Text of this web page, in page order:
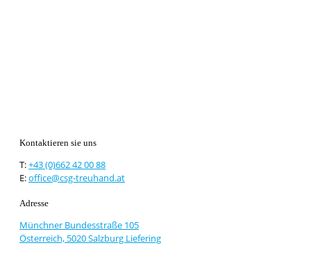
Kontaktieren sie uns
T:+43 (0)662 42 00 88
E:office@csg-treuhand.at
Adresse
Münchner Bundesstraße 105
Österreich, 5020 Salzburg Liefering